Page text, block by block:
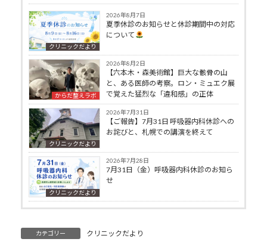
クリニックだより
2026年8月7日
夏季休診のお知らせと休診期間中の対応
について
からだ整えラボ
2026年8月2日
【六本木・森美術館】巨大な骸骨の山
と、ある医師の考察。ロン・ミュエク展
で覚えた猛烈な「違和感」の正体
クリニックだより
2026年7月31日
【ご報告】7月31日 呼吸器内科休診への
お詫びと、札幌での講演を終えて
クリニックだより
2026年7月28日
7月31日（金）呼吸器内科休診のお知ら
せ
カテゴリー クリニックだより